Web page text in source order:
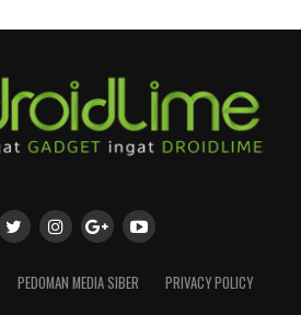
PEDOMAN MEDIA SIBER PRIVACY POLICY